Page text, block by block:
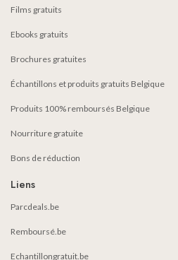
Films gratuits
Ebooks gratuits
Brochures gratuites
Échantillons et produits gratuits Belgique
Produits 100% remboursés Belgique
Nourriture gratuite
Bons de réduction
Liens
Parcdeals.be
Remboursé.be
Echantillongratuit.be